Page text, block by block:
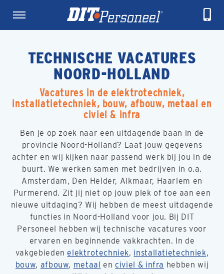
TECHNISCHE VACATURES
NOORD-HOLLAND
Vacatures in de elektrotechniek,
installatietechniek, bouw, afbouw, metaal en
civiel & infra
Ben je op zoek naar een uitdagende baan in de
provincie Noord-Holland? Laat jouw gegevens
achter en wij kijken naar passend werk bij jou in de
buurt. We werken samen met bedrijven in o.a.
Amsterdam, Den Helder, Alkmaar, Haarlem en
Purmerend. Zit jij niet op jouw plek of toe aan een
nieuwe uitdaging? Wij hebben de meest uitdagende
functies in Noord-Holland voor jou. Bij DIT
Personeel hebben wij technische vacatures voor
ervaren en beginnende vakkrachten. In de
vakgebiedenelektrotechniek, installatietechniek,
bouw, afbouw, metaal enciviel & infra hebben wij